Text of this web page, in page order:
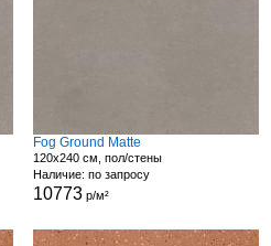
Fog Ground Matte
120x240 см, пол/стены
Наличие: по запросу
10773 р/м²